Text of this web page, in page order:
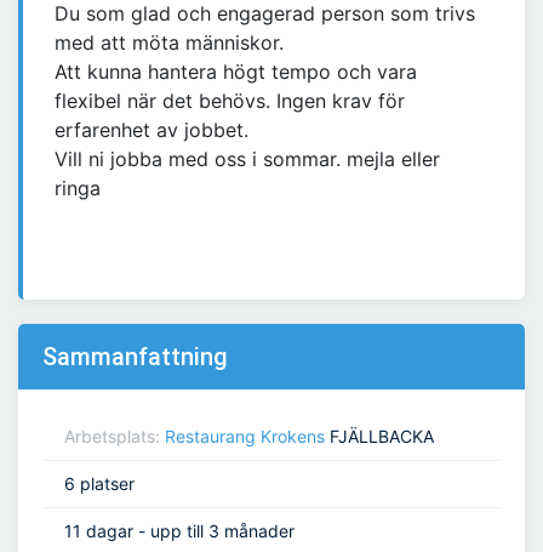
Du som glad och engagerad person som trivs
med att möta människor.
Att kunna hantera högt tempo och vara
flexibel när det behövs. Ingen krav för
erfarenhet av jobbet.
Vill ni jobba med oss i sommar. mejla eller
ringa
Sammanfattning
Arbetsplats: Restaurang Krokens FJÄLLBACKA
6 platser
11 dagar - upp till 3 månader